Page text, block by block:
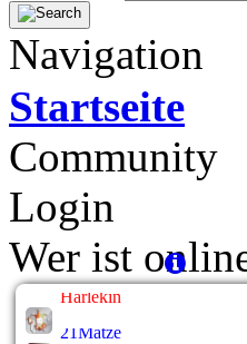
Navigation
Startseite
Community
Login
Wer ist
Harlekin
21Matze